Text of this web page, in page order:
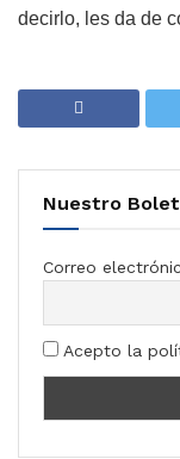
decirlo, les da de
Nuestro
Correo
Acepto la